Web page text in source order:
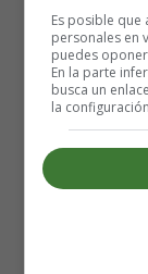
duración
del bebé
permite a
El miedo y
Es posible
personales en
puedes
En la parte
busca un
la